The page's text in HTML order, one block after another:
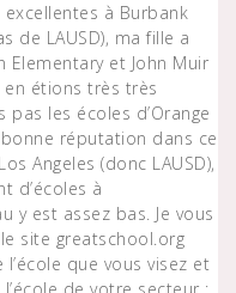
à Burbank
de LAUSD), ma fille a
Elementary et John Muir
étions très très
pas les écoles d’Orange
réputation dans ce
Angeles (donc LAUSD),
d’écoles à
y est assez bas. Je vous
site greatschool.org
que vous visez et